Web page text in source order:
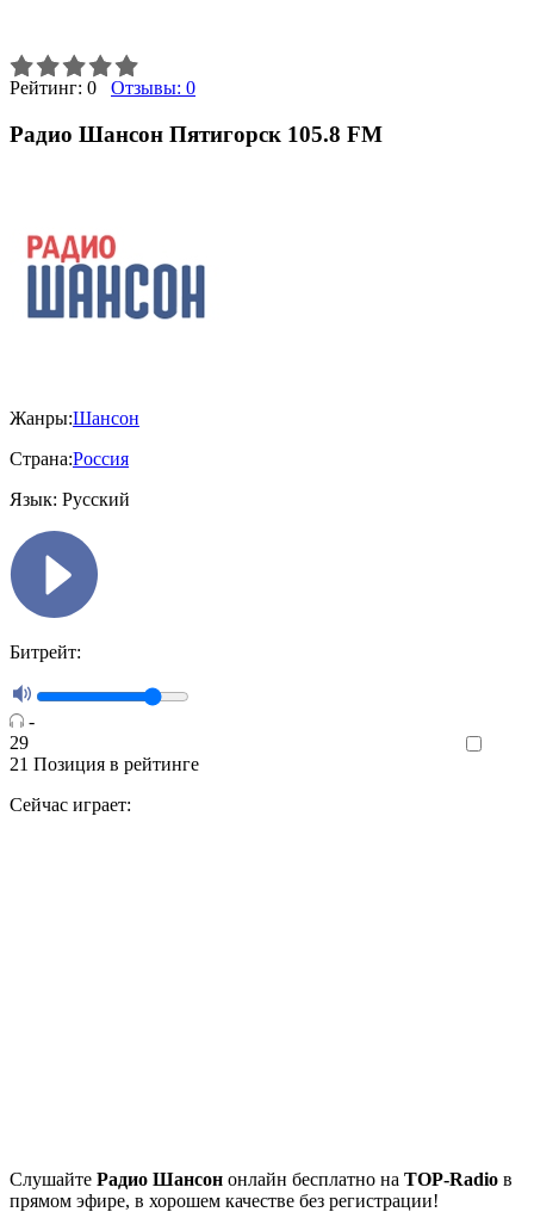
Рейтинг: 0 Отзывы: 0
Радио Шансон Пятигорск 105.8 FM
Жанры:Шансон
Страна:Россия
Язык: Русский
Битрейт:
-
29
21 Позиция в рейтинге
Сейчас играет:
Cлушайте Радио Шансон онлайн бесплатно на TOP-Radio в
прямом эфире, в хорошем качестве без регистрации!